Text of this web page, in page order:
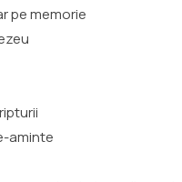
pe memorie
aminte